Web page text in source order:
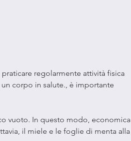
corpo in salute., è importante
vuoto. In questo modo, economica
il miele e le foglie di menta alla